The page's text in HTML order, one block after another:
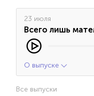
23 июля
Всего лишь
О выпуске
Все выпуски